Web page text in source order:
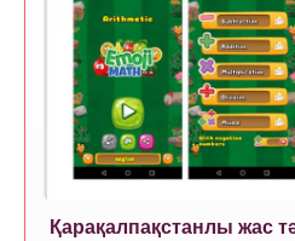
Қарақалпақстанлы жас